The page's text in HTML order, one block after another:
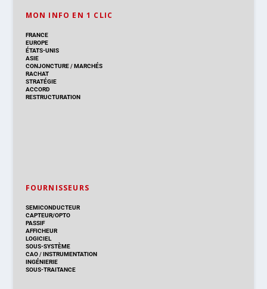
MON INFO EN 1 CLIC
FRANCE
EUROPE
ÉTATS-UNIS
ASIE
CONJONCTURE/MARCHÉS
RACHAT
STRATÉGIE
ACCORD
RESTRUCTURATION
FOURNISSEURS
SEMICONDUCTEUR
CAPTEUR/OPTO
PASSIF
AFFICHEUR
LOGICIEL
SOUS-SYSTÈME
CAO/INSTRUMENTATION
INGÉNIERIE
SOUS-TRAITANCE